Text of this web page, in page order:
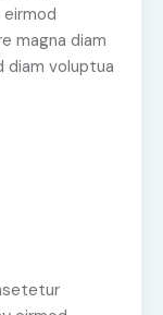
magna diam
diam voluptua